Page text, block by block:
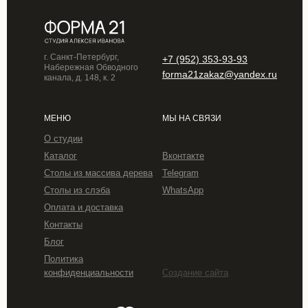
+7 (952) 353-93-93
forma21zakaz@yandex.ru
г. Санкт-Петербург,
Набережная Обводного
канала, д. 148, к. 2
МЕНЮ
О студии
Каталог
Столы из массива дерева
Столы из слэба
Оплата и доставка
Контакты
Блог
Политика
конфиденциальности
МЫ НА СВЯЗИ
Вконтакте
WhatsApp
Telegram
Создание сайта